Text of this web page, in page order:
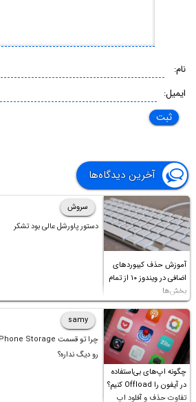
نام:
ایمیل:
آخرین دیدگاه‌ها
آموزش حذف کیبوردهای
اضافی در ویندوز ۱۰ از تمام
بخش‌ها
سروش
دستور پاورشل عالی بود تشکر
چگونه اپ‌های بی‌استفاده
در آیفون را Offload کنیم؟
تفاوت حذف و آفلود اپ
samy
رو دیگ نداره؟